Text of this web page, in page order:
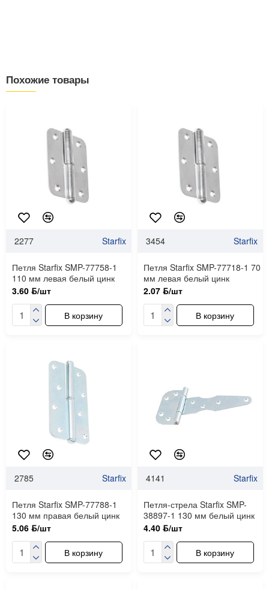
Похожие товары
2277 Starfix
Петля Starfix SMP-77758-1
110 мм левая белый цинк
3.60 ƃ/шт
В корзину
3454 Starfix
Петля Starfix SMP-77718-1 70
мм левая белый цинк
2.07 ƃ/шт
В корзину
2785 Starfix
Петля Starfix SMP-77788-1
130 мм правая белый цинк
5.06 ƃ/шт
В корзину
4141 Starfix
Петля-стрела Starfix SMP-
38897-1 130 мм белый цинк
4.40 ƃ/шт
В корзину